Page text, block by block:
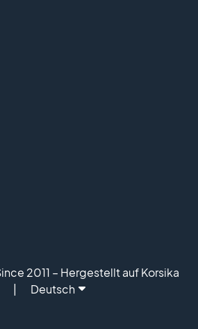
2011 – Hergestellt auf Korsika
Deutsch